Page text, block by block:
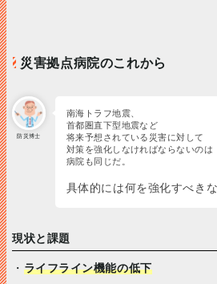
災害拠点病院のこれから
防災博士
南海トラフ地震、
首都圏直下型地震など
将来予想されている災害に対して
対策を強化しなければならないのは
病院も同じだ。
具体的には何を強化すべきな
現状と課題
・ ライフライン機能の低下